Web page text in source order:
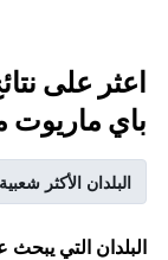
اعثر على
باي ماريوت
البلدان الأكثر شعبية
البلدان التي يبحث